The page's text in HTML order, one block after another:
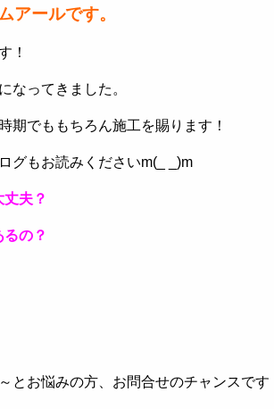
ールです。
！
なってきました。
期でももちろん施工を賜ります！
グもお読みくださいm(_ _)m
夫？
の？
とお悩みの方、お問合せのチャンスです